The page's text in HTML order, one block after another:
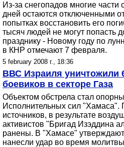
Из-за снегопадов многие части
дней остаются отключенными
попытках восстановить его
тысяч людей не могут попасть
празднику - Новому году по
в КНР отмечают 7 февраля.
5 february 2008 г., 18:36
ВВС Израиля уничтожили
боевиков в секторе Газа
Объектом обстрела стал
Исполнительных сил "Хамаса".
источников, в результате
активистов "Бригад Изэддина
ранены. В "Хамасе"
нанесли удар во время